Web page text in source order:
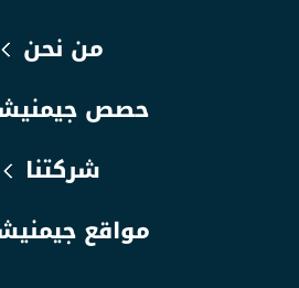
من نحن
حصص جيمنيشن
مواقع جيمنيشن